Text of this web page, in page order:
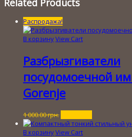
Распродажа!
В корзинуView Cart
Разбрызгиватели
посудомоечной
Gorenje
1 000.00грн.
цена
составляла
цена:
В корзинуView Cart